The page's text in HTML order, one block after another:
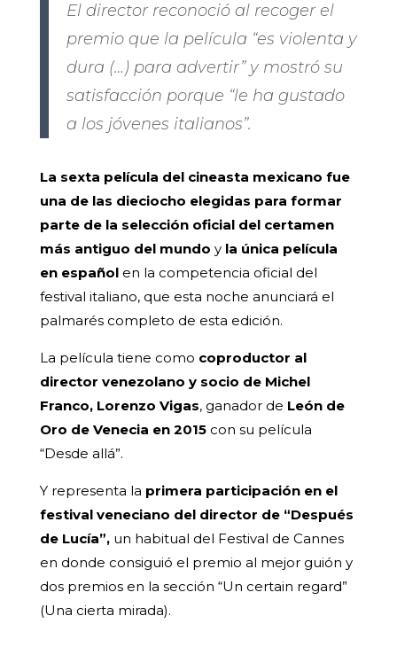
El director reconoció al recoger el
premio que la película “es violenta y
dura (…) para advertir” y mostró su
satisfacción porque “le ha gustado
a los jóvenes italianos”.
La sexta película del cineasta mexicano fue
una de las dieciocho elegidas para formar
parte de la selección oficial del certamen
más antiguo del mundo y la única película
en españolen la competencia oficial del
festival italiano, que esta noche anunciará el
palmarés completo de esta edición.
La película tiene como coproductor al
director venezolano y socio de Michel
Franco, Lorenzo Vigas, ganador de León de
Oro de Venecia en 2015con su película
“Desde allá”.
Y representa la primera participación en el
festival veneciano del director de “Después
de Lucía”,un habitual del Festival de Cannes
en donde consiguió el premio al mejor guión y
dos premios en la sección “Un certain regard”
(Una cierta mirada).